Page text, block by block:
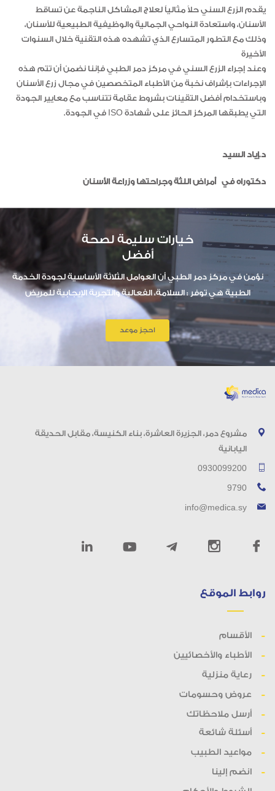
يقدم الزرع السني حلاً مثالياً لعلاج المشاكل الناجمة عن تساقط
الأسنان، واستعادة النواحي الجمالية والوظيفية الطبيعية للأسنان،
وذلك مع التطور المتسارع الذي تشهده هذه التقنية خلال السنوات
الأخيرة
وعند إجراء الزرع السني في مركز دمر الطبي فإننا نضمن أن تتم هذه
الإجراءات بإشراف نخبة من الأطباء المتخصصين في مجال زرع الأسنان
وباستخدام أفضل التقينات بشروط عقامة تتناسب مع معايير الجودة
التي يطبقها المركز الحائز على شهادة ISO في الجودة.
د.إياد السيد
دكتوراه في أمراض اللثة وجراحتها وزراعة الأسنان
خيارات سليمة لصحة
أفضل
نؤمن في مركز دمر الطبي أن العوامل الثلاثة الأساسية لجودة الخدمة
الطبية هي توفر : السلامة، الفعالية والتجربة الإيجابية للمريض
احجز موعد
مشروع دمر، الجزيرة العاشرة، بناء الكنيسة، مقابل الحديقة
اليابانية
0930099200
9790
info@medica.sy
روابط الموقع
الأقسام
الأطباء والأخصائيين
رعاية منزلية
عروض وحسومات
أرسل ملاحظاتك
أسئلة شائعة
مواعيد الطبيب
انضم إلينا